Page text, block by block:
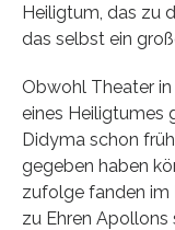
Heiligtum, das zu
das selbst ein
Obwohl Theater
eines Heiligtumes
Didyma schon
gegeben haben
zufolge fanden
zu Ehren